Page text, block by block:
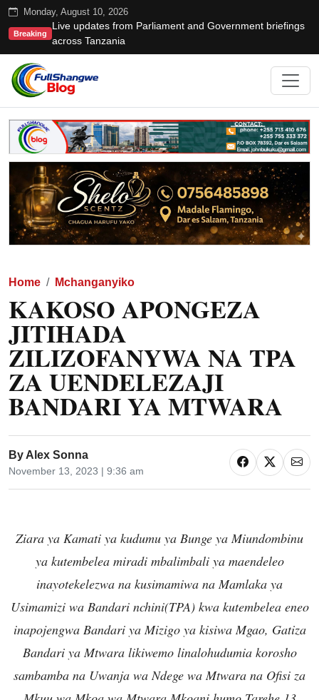
Monday, August 10, 2026
Breaking
Live updates from Parliament and Government briefings
across Tanzania
Home Mchanganyiko
KAKOSO APONGEZA
JITIHADA
ZILIZOFANYWA NA TPA
ZA UENDELEZAJI
BANDARI YA MTWARA
By Alex Sonna
November 13, 2023 | 9:36 am
Ziara ya Kamati ya kudumu ya Bunge ya Miundombinu
ya kutembelea miradi mbalimbali ya maendeleo
inayotekelezwa na kusimamiwa na Mamlaka ya
Usimamizi wa Bandari nchini(TPA) kwa kutembelea eneo
inapojengwa Bandari ya Mizigo ya kisiwa Mgao, Gatiza
Bandari ya Mtwara likiwemo linalohudumia korosho
sambamba na Uwanja wa Ndege wa Mtwara na Ofisi za